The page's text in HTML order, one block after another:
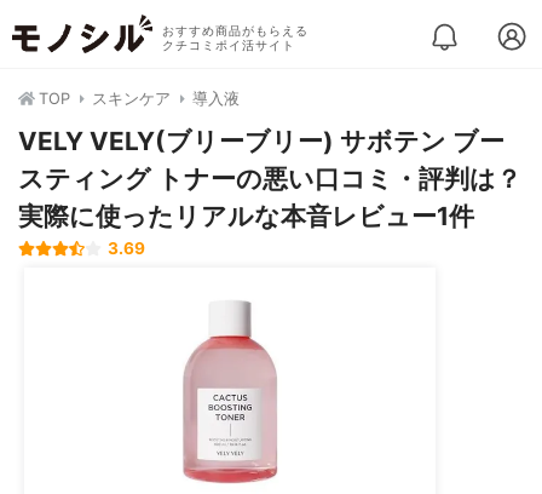
おすすめ商品がもらえる
クチコミポイ活サイト
TOP スキンケア 導入液
VELY VELY(ブリーブリー) サボテン ブー
スティング トナーの悪い口コミ・評判は？
実際に使ったリアルな本音レビュー1件
3.69